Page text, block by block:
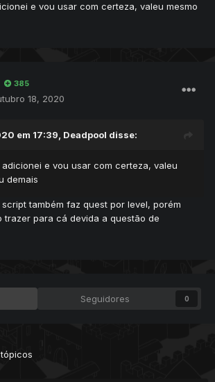
e vou usar com certeza, valeu mesmo
385
18, 2020
em 17:39, Deadpool disse:
e vou usar com certeza, valeu
demais
também faz quest por level, porém
trazer para cá devida a questão de
Seguidores 0